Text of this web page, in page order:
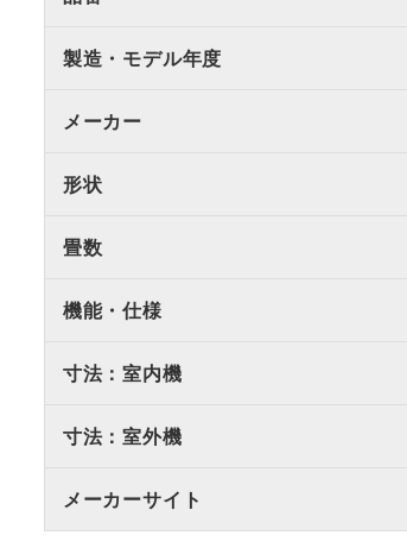
製造・モデル年度
メーカー
形状
畳数
機能・仕様
寸法：室内機
寸法：室外機
メーカーサイト